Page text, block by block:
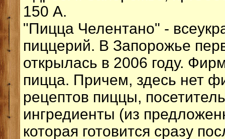
150 А.
"Пицца Челентано" -
пиццерий. В Запорожье
открылась в 2006 году.
пицца. Причем, здесь нет
рецептов пиццы,
ингредиенты (из
которая готовится сразу